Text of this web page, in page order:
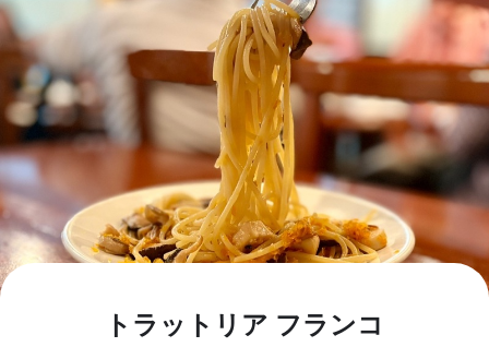
トラットリア フランコ